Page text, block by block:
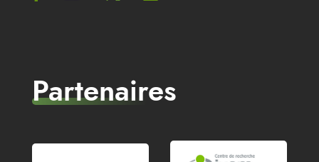
Partenaires